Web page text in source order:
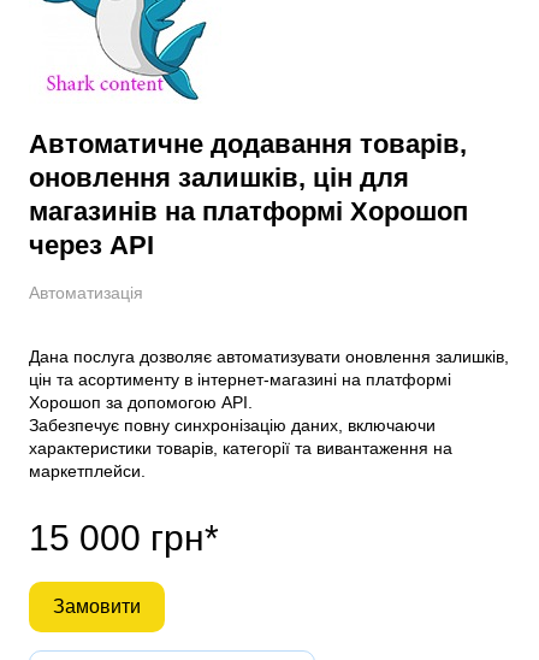
Автоматичне додавання товарів,
оновлення залишків, цін для
магазинів на платформі Хорошоп
через API
Автоматизація
Дана послуга дозволяє автоматизувати оновлення залишків,
цін та асортименту в інтернет-магазині на платформі
Хорошоп за допомогою API.
Забезпечує повну синхронізацію даних, включаючи
характеристики товарів, категорії та вивантаження на
маркетплейси.
15 000 грн*
Замовити